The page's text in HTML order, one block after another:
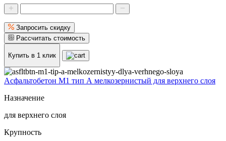
Запросить скидку
Рассчитать стоимость
Купить в 1 клик
Асфальтобетон М1 тип А мелкозернистый для верхнего слоя
Назначение
для верхнего слоя
Крупность